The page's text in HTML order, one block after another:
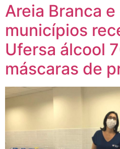
Areia Branca
municípios
Ufersa álcool
máscaras de